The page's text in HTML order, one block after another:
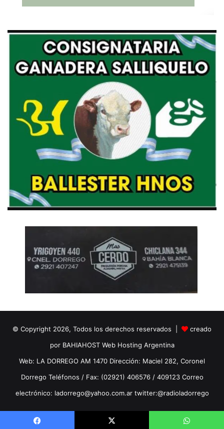
© Copyright 2026, Todos los derechos reservados |
creado
por BAHIAHOST Web Hosting Argentina
Web: LA DORREGO AM 1470 Dirección: Maciel 282, Coronel
Dorrego Teléfonos / Fax: (02921) 406576 / 409123 Correo
electrónico: ladorrego@yahoo.com.ar twitter:@radioladorrego